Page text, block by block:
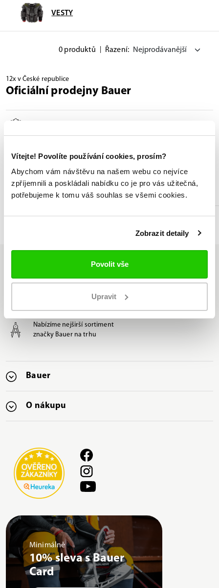
Vítejte! Povolíte používání cookies, prosím?
Abychom vám návštěvu na našem webu co nejvíce
zpříjemnili a poskládali nabídku co je pro vás užitečná,
potřebujeme k tomu váš souhlas se všemi cookies.
Zobrazit detaily
Povolit vše
Upravit
VESTY
0 produktů Řazení:
12x v České republice
Oficiální prodejny Bauer
Broušení a profilování bruslí
Odborné poradenství při výběru
Nabízíme nejširší sortiment
značky Bauer na trhu
Bauer
O nákupu
Minimálně
10% sleva s Bauer
Card